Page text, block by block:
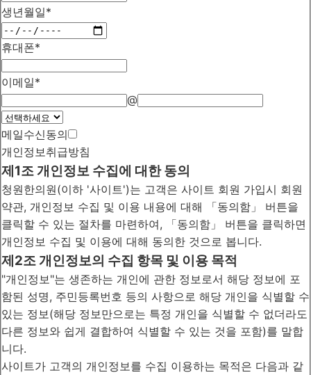
생년월일*
휴대폰*
이메일*
@
메일수신동의
개인정보취급방침
제1조 개인정보 수집에 대한 동의
청원한의원(이하 '사이트')는 고객은 사이트 회원 가입시 회원
약관, 개인정보 수집 및 이용 내용에 대해 「동의함」 버튼을
클릭할 수 있는 절차를 마련하여, 「동의함」 버튼을 클릭하면
개인정보 수집 및 이용에 대해 동의한 것으로 봅니다.
제2조 개인정보의 수집 항목 및 이용 목적
"개인정보"는 생존하는 개인에 관한 정보로서 해당 정보에 포
함된 성명, 주민등록번호 등의 사항으로 해당 개인을 식별할 수
있는 정보(해당 정보만으로는 특정 개인을 식별할 수 없더라도
다른 정보와 쉽게 결합하여 식별할 수 있는 것을 포함)를 말합
니다.
사이트가 고객의 개인정보를 수집 이용하는 목적은 다음과 같